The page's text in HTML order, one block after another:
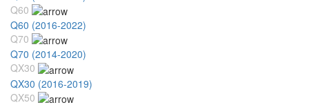
Q60
Q60 (2016-2022)
Q70
Q70 (2014-2020)
QX30
QX30 (2016-2019)
QX50